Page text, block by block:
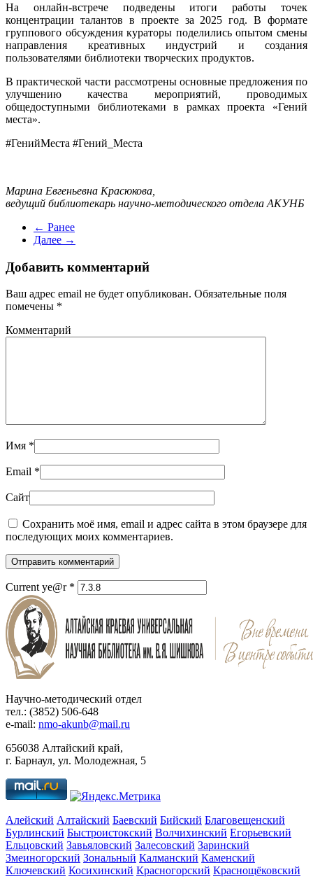
На онлайн-встрече подведены итоги работы точек
концентрации талантов в проекте за 2025 год. В формате
группового обсуждения кураторы поделились опытом смены
направления креативных индустрий и создания
пользователями библиотеки творческих продуктов.
В практической части рассмотрены основные предложения по
улучшению качества мероприятий, проводимых
общедоступными библиотеками в рамках проекта «Гений
места».
#ГенийМеста #Гений_Места
Марина Евгеньевна Красюкова,
ведущий библиотекарь научно-методического отдела АКУНБ
← Ранее
Далее →
Добавить комментарий
Ваш адрес email не будет опубликован. Обязательные поля
помечены *
Комментарий
Имя *
Email *
Сайт
Сохранить моё имя, email и адрес сайта в этом браузере для
последующих моих комментариев.
Отправить комментарий
Current ye@r *
Научно-методический отдел
тел.: (3852) 506-648
e-mail: nmo-akunb@mail.ru
656038 Алтайский край,
г. Барнаул, ул. Молодежная, 5
Алейский Алтайский Баевский Бийский Благовещенский
Бурлинский Быстроистокский Волчихинский Егорьевский
Ельцовский Завьяловский Залесовский Заринский
Змеиногорский Зональный Калманский Каменский
Ключевский Косихинский Красногорский Краснощёковский